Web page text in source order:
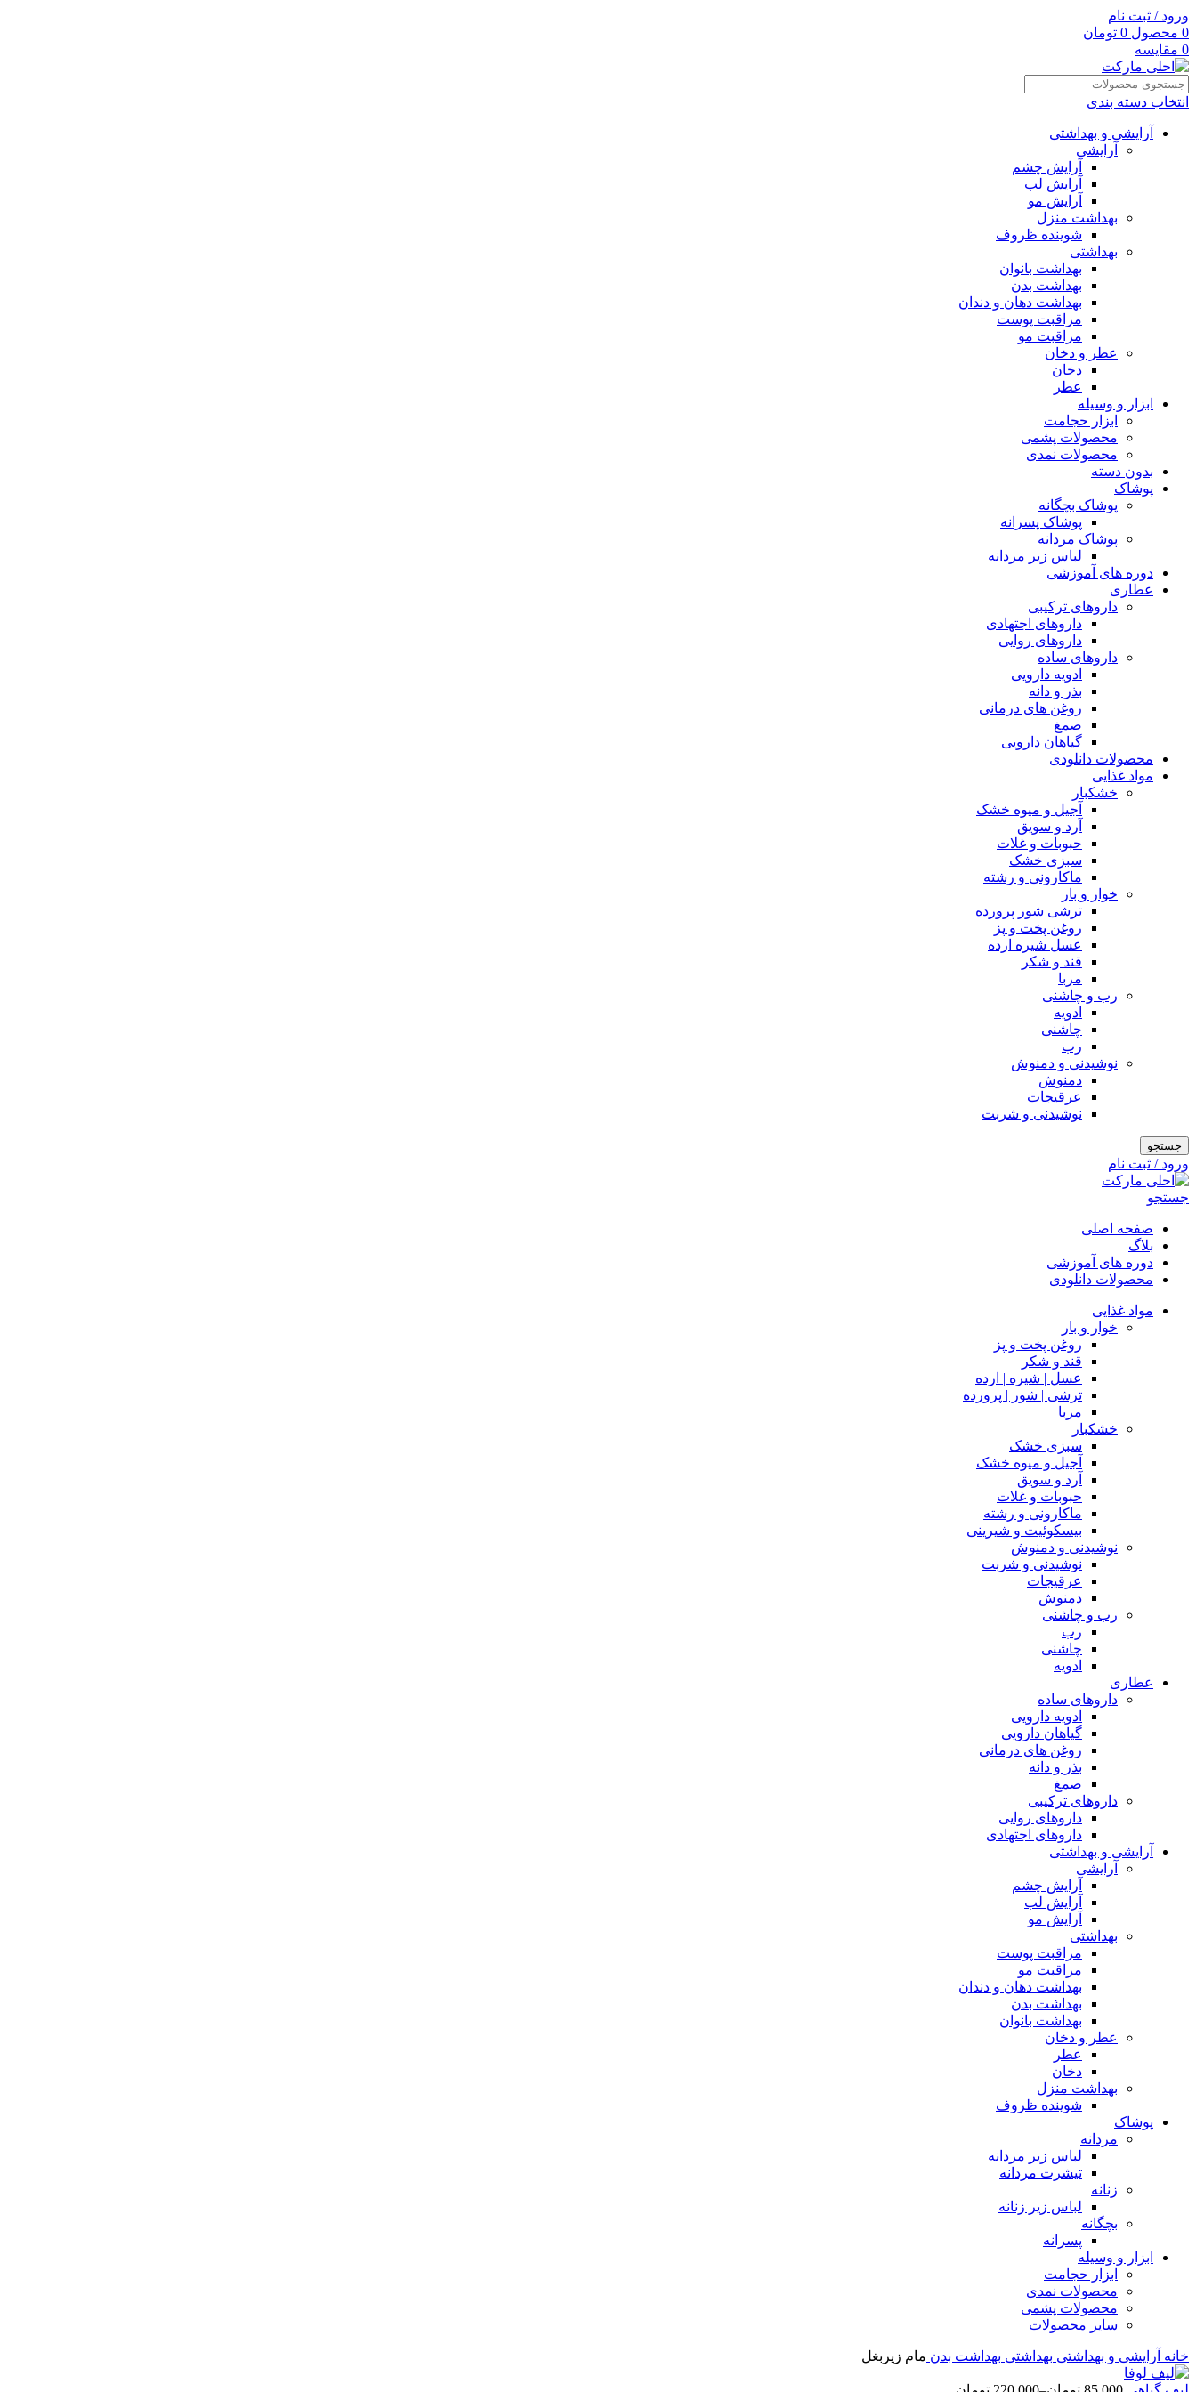
ورود / ثبت نام
0 محصول 0 تومان
0 مقایسه
انتخاب دسته بندی
آرایشی و بهداشتی
آرایشی
آرایش چشم
آرایش لب
آرایش مو
بهداشت منزل
شوینده ظروف
بهداشتی
بهداشت بانوان
بهداشت بدن
بهداشت دهان و دندان
مراقبت پوست
مراقبت مو
عطر و دخان
دخان
عطر
ابزار و وسیله
ابزار حجامت
محصولات پشمی
محصولات نمدی
بدون دسته
پوشاک
پوشاک بچگانه
پوشاک پسرانه
پوشاک مردانه
لباس زیر مردانه
دوره های آموزشی
عطاری
داروهای ترکیبی
داروهای اجتهادی
داروهای روایی
داروهای ساده
ادویه دارویی
بذر و دانه
روغن های درمانی
صمغ
گیاهان دارویی
محصولات دانلودی
مواد غذایی
خشکبار
آجیل و میوه خشک
آرد و سویق
حبوبات و غلات
سبزی خشک
ماکارونی و رشته
خوار و بار
ترشی شور پرورده
روغن پخت و پز
عسل شیره ارده
قند و شکر
مربا
رب و چاشنی
ادویه
چاشنی
رب
نوشیدنی و دمنوش
دمنوش
عرقیجات
نوشیدنی و شربت
جستجو
ورود / ثبت نام
جستجو
صفحه اصلی
بلاگ
دوره های آموزشی
محصولات دانلودی
مواد غذایی
خوار و بار
روغن پخت و پز
قند و شکر
عسل | شیره | ارده
ترشی | شور | پرورده
مربا
خشکبار
سبزی خشک
آجیل و میوه خشک
آرد و سویق
حبوبات و غلات
ماکارونی و رشته
بیسکوئیت و شیرینی
نوشیدنی و دمنوش
نوشیدنی و شربت
عرقیجات
دمنوش
رب و چاشنی
رب
چاشنی
ادویه
عطاری
داروهای ساده
ادویه دارویی
گیاهان دارویی
روغن های درمانی
بذر و دانه
صمغ
داروهای ترکیبی
داروهای روایی
داروهای اجتهادی
آرایشی و بهداشتی
آرایشی
آرایش چشم
آرایش لب
آرایش مو
بهداشتی
مراقبت پوست
مراقبت مو
بهداشت دهان و دندان
بهداشت بدن
بهداشت بانوان
عطر و دخان
عطر
دخان
بهداشت منزل
شوینده ظروف
پوشاک
مردانه
لباس زیر مردانه
تیشرت مردانه
زنانه
لباس زیر زنانه
بچگانه
پسرانه
ابزار و وسیله
ابزار حجامت
محصولات نمدی
محصولات پشمی
سایر محصولات
خانه آرایشی و بهداشتی بهداشتی بهداشت بدن مام زیربغل